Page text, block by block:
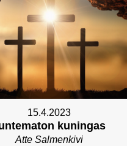
15.4.2023
kuningas
Atte Salmenkivi